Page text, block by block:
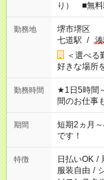
り） ■無料
勤務地
堺市堺区
七道駅 /
＜選べ
好きな場所
勤務時間
★1日5時間
間のお仕事
庭の都合で
週最低15時
期間
短期2ヵ月
です！
特徴 日払いOK /
服装自由 /